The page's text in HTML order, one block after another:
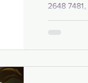
2648 7481。